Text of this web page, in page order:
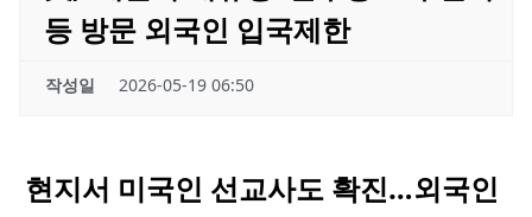
등 방문 외국인 입국제한
작성일 2026-05-19 06:50
현지서 미국인 선교사도 확진…외국인